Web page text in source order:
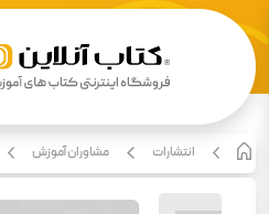
انتشارات مشاوران آموزش